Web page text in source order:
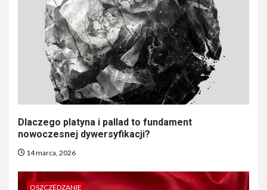
Dlaczego platyna i pallad to fundament
nowoczesnej dywersyfikacji?
14 marca, 2026
OSZCZĘDZANIE